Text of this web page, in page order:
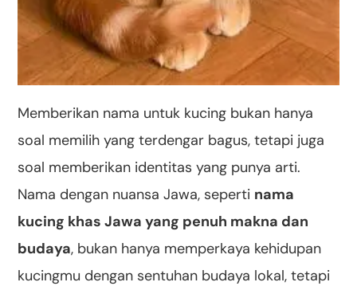
Memberikan nama untuk kucing bukan hanya
soal memilih yang terdengar bagus, tetapi juga
soal memberikan identitas yang punya arti.
Nama dengan nuansa Jawa, seperti nama
kucing khas Jawa yang penuh makna dan
budaya, bukan hanya memperkaya kehidupan
kucingmu dengan sentuhan budaya lokal, tetapi